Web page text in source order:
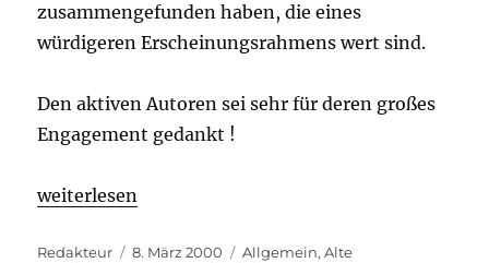
zusammengefunden haben, die eines
würdigeren Erscheinungsrahmens wert sind.
Den aktiven Autoren sei sehr für deren großes
Engagement gedankt !
„Rechenschieber-Brief 3“
weiterlesen
Autor
Redakteur
Veröffentlicht
8. März 2000 Kategorien
Allgemein,Alte